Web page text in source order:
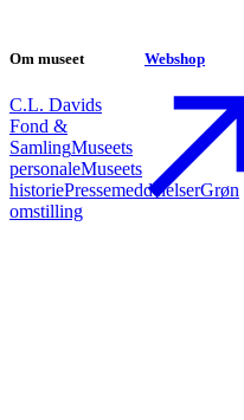
Om museet
C.L. Davids
Fond &
SamlingMuseets
personaleMuseets
historiePressemeddelelserGrøn
omstilling
Webshop